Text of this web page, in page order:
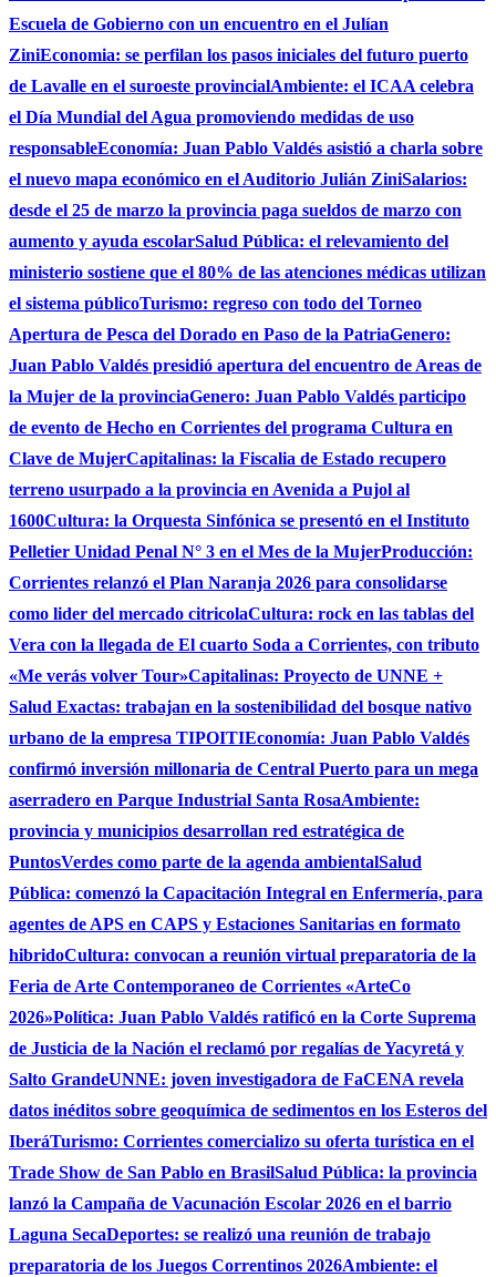
Escuela de Gobierno con un encuentro en el Julían
ZiniEconomia: se perfilan los pasos iniciales del futuro puerto
de Lavalle en el suroeste provincialAmbiente: el ICAA celebra
el Día Mundial del Agua promoviendo medidas de uso
responsableEconomía: Juan Pablo Valdés asistió a charla sobre
el nuevo mapa económico en el Auditorio Julián ZiniSalarios:
desde el 25 de marzo la provincia paga sueldos de marzo con
aumento y ayuda escolarSalud Pública: el relevamiento del
ministerio sostiene que el 80% de las atenciones médicas utilizan
el sistema públicoTurismo: regreso con todo del Torneo
Apertura de Pesca del Dorado en Paso de la PatriaGenero:
Juan Pablo Valdés presidió apertura del encuentro de Areas de
la Mujer de la provinciaGenero: Juan Pablo Valdés participo
de evento de Hecho en Corrientes del programa Cultura en
Clave de MujerCapitalinas: la Fiscalia de Estado recupero
terreno usurpado a la provincia en Avenida a Pujol al
1600Cultura: la Orquesta Sinfónica se presentó en el Instituto
Pelletier Unidad Penal N° 3 en el Mes de la MujerProducción:
Corrientes relanzó el Plan Naranja 2026 para consolidarse
como lider del mercado citricolaCultura: rock en las tablas del
Vera con la llegada de El cuarto Soda a Corrientes, con tributo
«Me verás volver Tour»Capitalinas: Proyecto de UNNE +
Salud Exactas: trabajan en la sostenibilidad del bosque nativo
urbano de la empresa TIPOITIEconomía: Juan Pablo Valdés
confirmó inversión millonaria de Central Puerto para un mega
aserradero en Parque Industrial Santa RosaAmbiente:
provincia y municipios desarrollan red estratégica de
PuntosVerdes como parte de la agenda ambientalSalud
Pública: comenzó la Capacitación Integral en Enfermería, para
agentes de APS en CAPS y Estaciones Sanitarias en formato
hibridoCultura: convocan a reunión virtual preparatoria de la
Feria de Arte Contemporaneo de Corrientes «ArteCo
2026»Política: Juan Pablo Valdés ratificó en la Corte Suprema
de Justicia de la Nación el reclamó por regalías de Yacyretá y
Salto GrandeUNNE: joven investigadora de FaCENA revela
datos inéditos sobre geoquímica de sedimentos en los Esteros del
IberáTurismo: Corrientes comercializo su oferta turística en el
Trade Show de San Pablo en BrasilSalud Pública: la provincia
lanzó la Campaña de Vacunación Escolar 2026 en el barrio
Laguna SecaDeportes: se realizó una reunión de trabajo
preparatoria de los Juegos Correntinos 2026Ambiente: el